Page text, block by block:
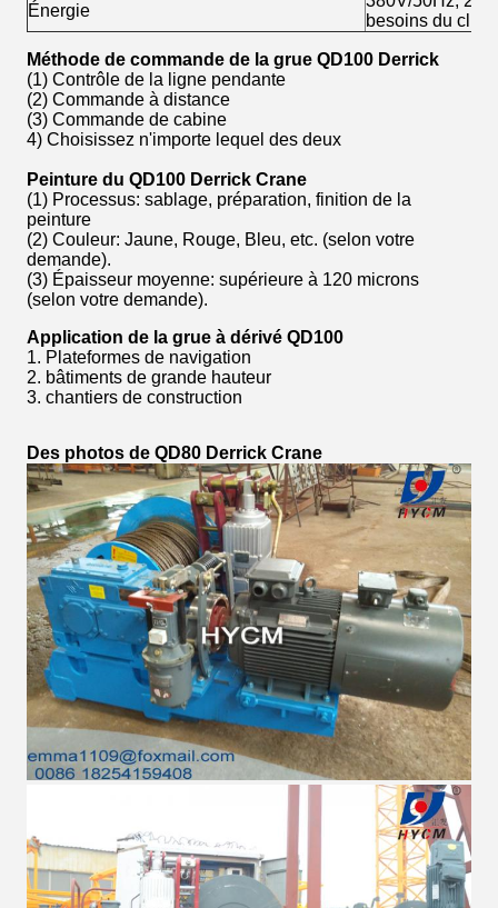
Énergie
besoins du client
Méthode de commande de la grue QD100 Derrick
(1) Contrôle de la ligne pendante
(2) Commande à distance
(3) Commande de cabine
4) Choisissez n'importe lequel des deux
Peinture du QD100 Derrick Crane
(1) Processus: sablage, préparation, finition de la
peinture
(2) Couleur: Jaune, Rouge, Bleu, etc. (selon votre
demande).
(3) Épaisseur moyenne: supérieure à 120 microns
(selon votre demande).
Application de la grue à dérivé QD100
1. Plateformes de navigation
2. bâtiments de grande hauteur
3. chantiers de construction
Des photos de QD80 Derrick Crane